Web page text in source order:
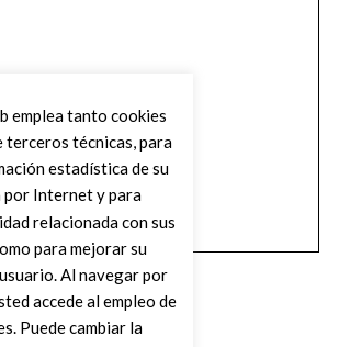
emplea tanto cookies
terceros técnicas, para
estadística de su
por Internet y para
relacionada con sus
para mejorar su
Al navegar por
accede al empleo de
Puede cambiar la